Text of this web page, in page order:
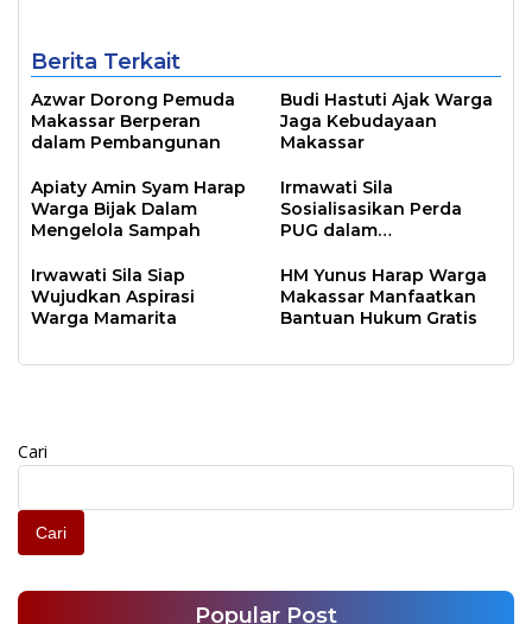
Berita Terkait
Azwar Dorong Pemuda
Makassar Berperan
dalam Pembangunan
Budi Hastuti Ajak Warga
Jaga Kebudayaan
Makassar
Apiaty Amin Syam Harap
Warga Bijak Dalam
Mengelola Sampah
Irmawati Sila
Sosialisasikan Perda
PUG dalam
Irwawati Sila Siap
Wujudkan Aspirasi
Warga Mamarita
HM Yunus Harap Warga
Makassar Manfaatkan
Bantuan Hukum Gratis
Cari
Cari
Popular Post